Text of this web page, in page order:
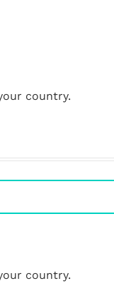
country.
country.